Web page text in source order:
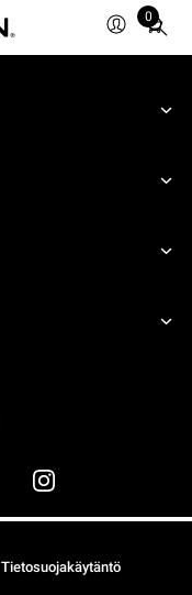
0
Total
items
cart:
Tietosuojakäytäntö